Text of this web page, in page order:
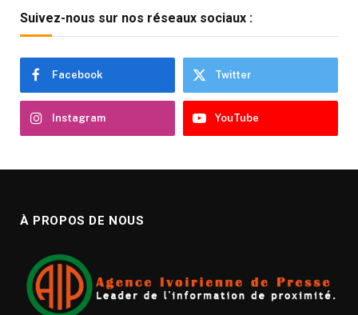
Suivez-nous sur nos réseaux sociaux :
Facebook Twitter
Instagram YouTube
À PROPOS DE NOUS